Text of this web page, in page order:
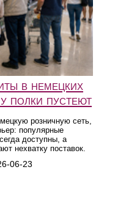
в немецких
полки пустеют
розничную сеть,
популярные
доступны, а
нехватку поставок.
06-23